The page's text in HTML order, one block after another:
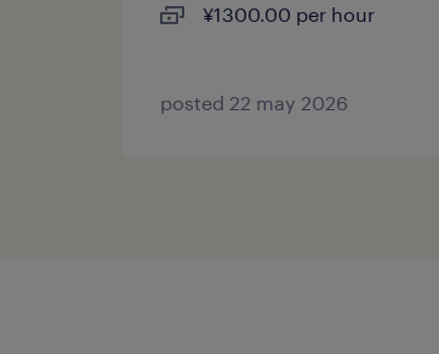
¥1300.00 per hour
posted 22 may 2026